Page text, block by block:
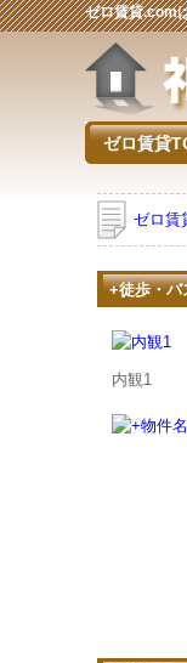
ゼロ賃貸.com
ゼロ賃貸
ゼロ賃
+徒歩・バ
内観1